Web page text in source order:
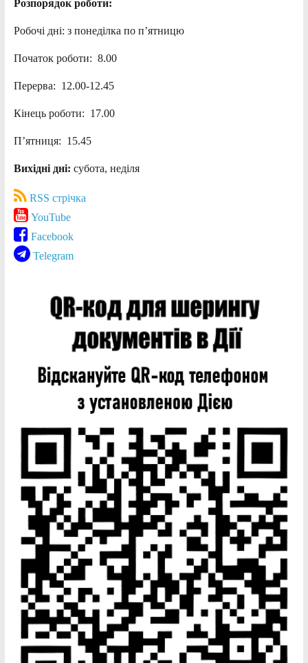
Розпорядок роботи:
Робочі дні: з понеділка по п’ятницю
Початок роботи: 8.00
Перерва: 12.00-12.45
Кінець роботи: 17.00
П’ятниця: 15.45
Вихідні дні: субота, неділя
RSS стрічка
YouTube
Facebook
Telegram